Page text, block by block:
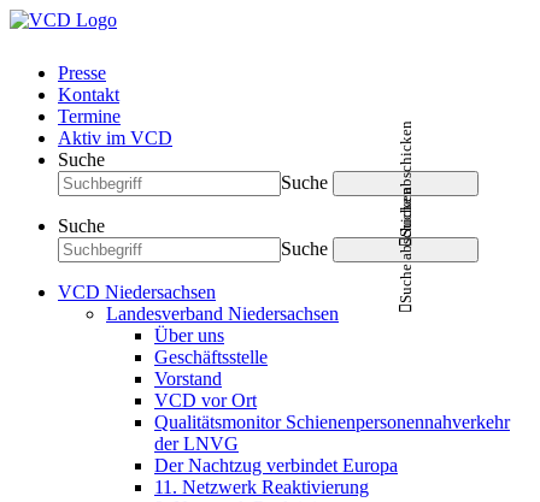
Presse
Kontakt
Termine
Aktiv im VCD
Suche
Suche
Suche abschicken
Suche
Suche
Suche abschicken
VCD Niedersachsen
Landesverband Niedersachsen
Über uns
Geschäftsstelle
Vorstand
VCD vor Ort
Qualitätsmonitor Schienenpersonennahverkehr
der LNVG
Der Nachtzug verbindet Europa
11. Netzwerk Reaktivierung